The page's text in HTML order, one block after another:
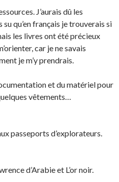
J’aurais dû les
su qu’en français je trouverais si
les livres ont été précieux
car je ne savais
je m’y prendrais.
et du matériel pour
vêtements…
passeports d’explorateurs.
d’Arabie et L’or noir.